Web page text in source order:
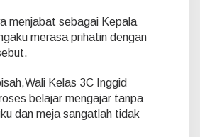
e
a
j
r
D
i
L
menjabat sebagai Kepala
merasa prihatin dengan
Kelas 3C Inggid
belajar mengajar tanpa
dan meja sangatlah tidak